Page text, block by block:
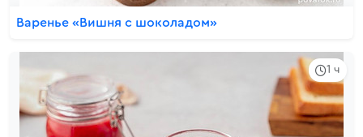
Варенье «Вишня с шоколадом»
1 ч